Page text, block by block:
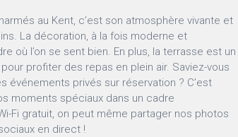
au Kent, c’est son atmosphère vivante et
La décoration, à la fois moderne et
où l’on se sent bien. En plus, la terrasse est un
profiter des repas en plein air. Saviez-vous
événements privés sur réservation ? C’est
moments spéciaux dans un cadre
Fi gratuit, on peut même partager nos photos
en direct !